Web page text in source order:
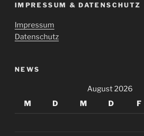
IMPRESSUM & DATENSCHUTZ
Impressum
Datenschutz
NEWS
August 2026
M
D M D F